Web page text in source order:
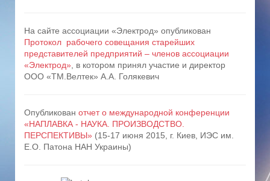
На сайте ассоциации «Электрод» опубликован
Протокол рабочего совещания старейших
представителей предприятий – членов ассоциации
«Электрод» , в котором принял участие и директор
ООО «ТМ.Велтек» А.А. Голякевич
Опубликован отчет о международной конференции
«НАПЛАВКА - НАУКА. ПРОИЗВОДСТВО.
ПЕРСПЕКТИВЫ» (15-17 июня 2015, г. Киев, ИЭС им.
Е.О. Патона НАН Украины)